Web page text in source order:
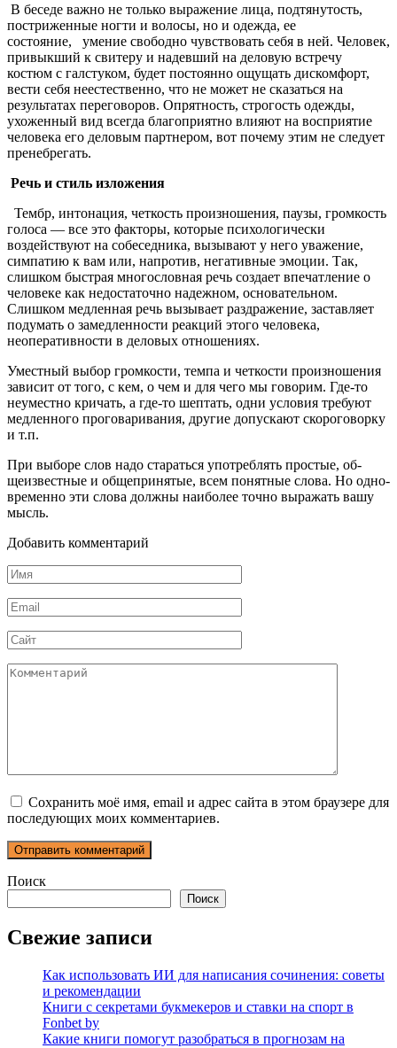
В беседе важно не только выражение лица, подтянутость,
постриженные ногти и волосы, но и одежда, ее
состояние,
умение свободно чувствовать себя в ней. Человек,
при­выкший к свитеру и надевший на деловую встречу
костюм с галстуком, будет постоянно ощущать дискомфорт,
вести себя неестественно, что не может не сказаться на
результатах переговоров. Опрятность, строгость одежды,
ухоженный вид всегда благоприятно влияют на восприятие
человека его деловым партнером, вот почему этим не следует
пренебрегать.
Речь и стиль изложения
Тембр, интонация, четкость произношения, паузы, громкость
голоса — все это факторы, которые психологически
воздействуют на собеседника, вы­зывают у него уважение,
симпатию к вам или, напротив, не­гативные эмоции. Так,
слишком быстрая многословная речь создает впечатление о
человеке как недостаточно надежном, основательном.
Слишком медленная речь вызывает раздра­жение, заставляет
подумать о замедленности реакций этого человека,
неоперативности в деловых отношениях.
Уместный выбор громкости, темпа и четкости произно­шения
зависит от того, с кем, о чем и для чего мы говорим. Где-то
неуместно кричать, а где-то шептать, одни условия требуют
медленного проговаривания, другие допускают ско­роговорку
и т.п.
При выборе слов надо стараться употреблять простые, об­
щеизвестные и общепринятые, всем понятные слова. Но одно­
временно эти слова должны наиболее точно выражать вашу
мысль.
Добавить комментарий
Имя
*
Email
*
Сайт
Комментарий
Сохранить моё имя, email и адрес сайта в этом браузере для
последующих моих комментариев.
Поиск
Поиск
Свежие записи
Как использовать ИИ для написания сочинения: советы
и рекомендации
Книги с секретами букмекеров и ставки на спорт в
Fonbet by
Какие книги помогут разобраться в прогнозам на